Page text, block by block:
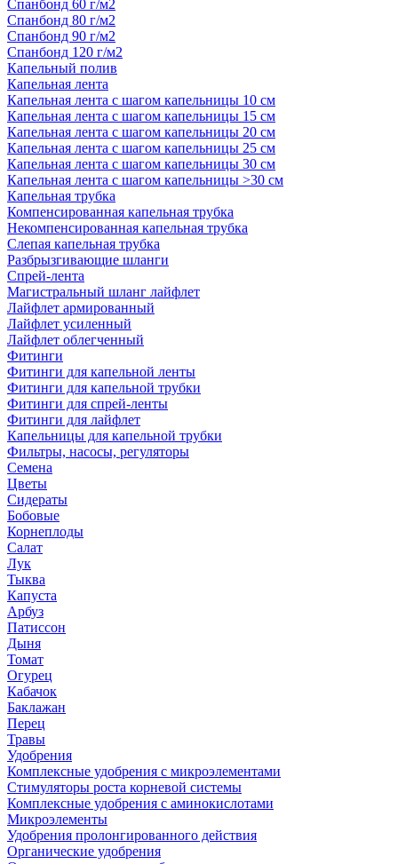
Спанбонд 60 г/м2
Спанбонд 80 г/м2
Спанбонд 90 г/м2
Спанбонд 120 г/м2
Капельный полив
Капельная лента
Капельная лента с шагом капельницы 10 см
Капельная лента с шагом капельницы 15 см
Капельная лента с шагом капельницы 20 см
Капельная лента с шагом капельницы 25 см
Капельная лента с шагом капельницы 30 см
Капельная лента с шагом капельницы >30 см
Капельная трубка
Компенсированная капельная трубка
Некомпенсированная капельная трубка
Слепая капельная трубка
Разбрызгивающие шланги
Спрей-лента
Магистральный шланг лайфлет
Лайфлет армированный
Лайфлет усиленный
Лайфлет облегченный
Фитинги
Фитинги для капельной ленты
Фитинги для капельной трубки
Фитинги для спрей-ленты
Фитинги для лайфлет
Капельницы для капельной трубки
Фильтры, насосы, регуляторы
Семена
Цветы
Сидераты
Бобовые
Корнеплоды
Салат
Лук
Тыква
Капуста
Арбуз
Патиссон
Дыня
Томат
Огурец
Кабачок
Баклажан
Перец
Травы
Удобрения
Комплексные удобрения с микроэлементами
Стимуляторы роста корневой системы
Комплексные удобрения с аминокислотами
Микроэлементы
Удобрения пролонгированного действия
Органические удобрения